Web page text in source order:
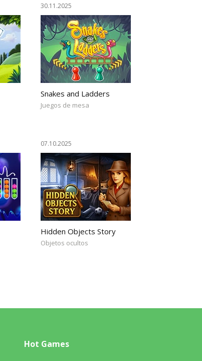
30.11.2025
Snakes and Ladders
Juegos de mesa
07.10.2025
Hidden Objects Story
Objetos ocultos
Hot Games